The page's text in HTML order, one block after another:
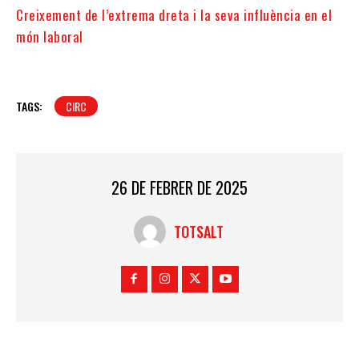
Creixement de l’extrema dreta i la seva influència en el
món laboral
TAGS: CIRC
26 DE FEBRER DE 2025
TOTSALT